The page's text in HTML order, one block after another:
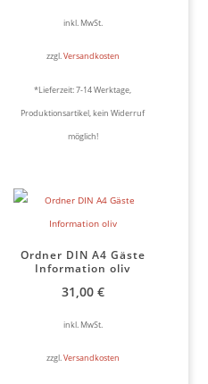
inkl. MwSt.
zzgl.Versandkosten
*Lieferzeit:7-14 Werktage,
Produktionsartikel, kein Widerruf
möglich!
Ordner DIN A4 Gäste
Information oliv
31,00 €
inkl. MwSt.
zzgl.Versandkosten